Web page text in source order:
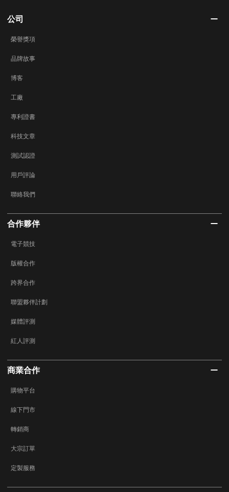
公司
榮譽獎項
品牌故事
博客
工廠
專利證書
科技文章
測試認證
用戶評論
聯絡我們
合作夥伴
電子競技
版權合作
跨界合作
聯盟夥伴計劃
媒體評測
紅人評測
商業合作
購物平台
線下門市
轉銷商
大宗訂單
定製服務